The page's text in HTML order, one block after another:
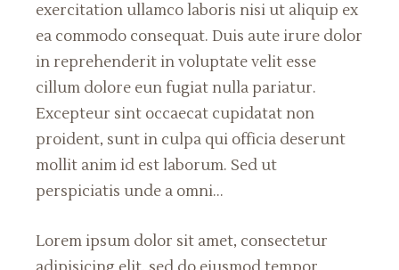
exercitation ullamco laboris nisi ut aliquip ex
ea commodo consequat. Duis aute irure dolor
in reprehenderit in voluptate velit esse
cillum dolore eun fugiat nulla pariatur.
Excepteur sint occaecat cupidatat non
proident, sunt in culpa qui officia deserunt
mollit anim id est laborum. Sed ut
perspiciatis unde a omni…
Lorem ipsum dolor sit amet, consectetur